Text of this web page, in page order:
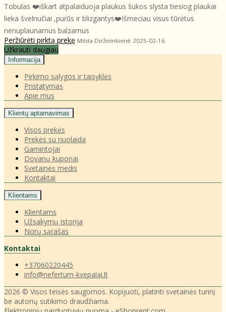
Tobulas ❤️iškart atpalaiduoja plaukus šukos slysta tiesiog plaukai
lieka švelnučiai ,purūs ir blizgantys❤️Išmeciau visus tūrėtus
nenuplaunamus balzamus
Peržiūrėti pirktą prekę Milda Diržininkienė 2025-02-16
Užkrauti daugiau
Informacija
Pirkimo sąlygos ir taisyklės
Pristatymas
Apie mus
Klientų aptarnavimas
Visos prekės
Prekės su nuolaida
Gamintojai
Dovanų kuponai
Svetainės medis
Kontaktai
Klientams
Klientams
Užsakymų istorija
Norų sąrašas
Kontaktai
+37060220445
info@nefertum-kvepalai.lt
2026 © Visos teisės saugomos. Kopijuoti, platinti svetainės turinį
be autorių sutikimo draudžiama.